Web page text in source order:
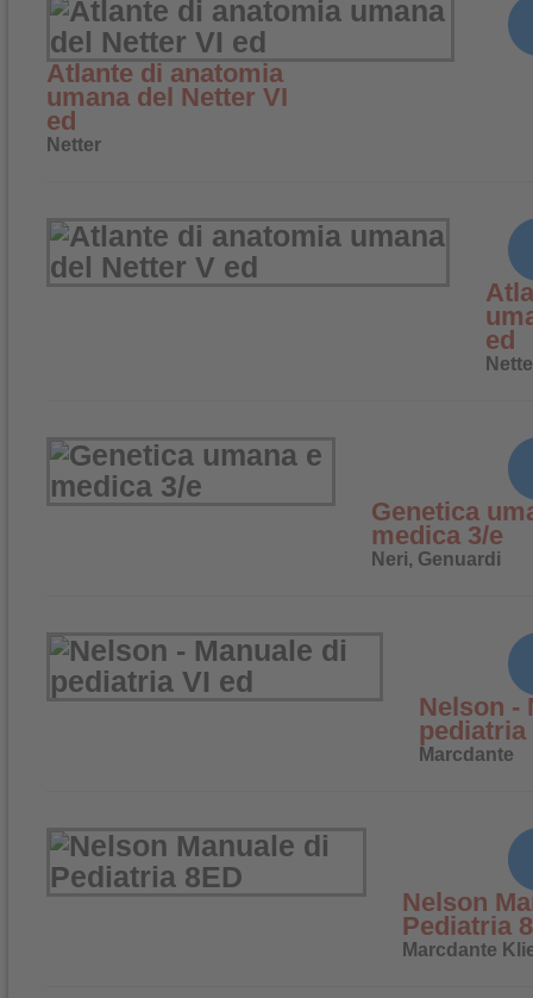
Atlante di anatomia
umana del Netter VI
ed
Netter
ed
Genetica
medica 3/e
Neri, Genuardi
Nelson -
pediatria
Marcdante
Nelson
Pediatria
Marcdante